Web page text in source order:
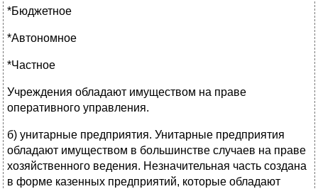
*Бюджетное
*Автономное
*Частное
Учреждения обладают имуществом на праве
оперативного управления.
б) унитарные предприятия. Унитарные предприятия
обладают имуществом в большинстве случаев на праве
хозяйственного ведения. Незначительная часть создана
в форме казенных предприятий, которые обладают